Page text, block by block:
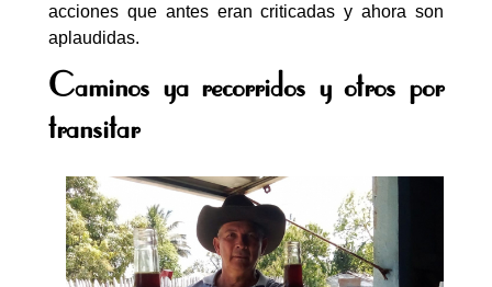
acciones que antes eran criticadas y ahora son
aplaudidas.
Caminos ya recorridos y otros por
transitar